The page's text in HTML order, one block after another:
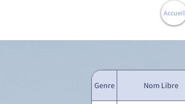
Accueil
Genre Nom Libre